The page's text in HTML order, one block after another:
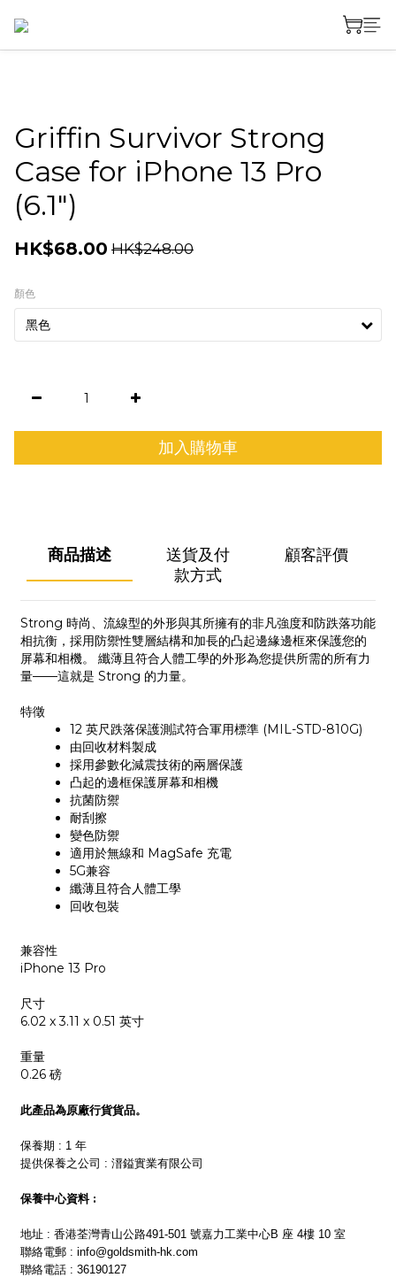
Griffin Survivor Strong
Case for iPhone 13 Pro
(6.1")
HK$68.00 HK$248.00
顏色
加入購物車
商品描述
送貨及付
款方式
顧客評價
Strong 時尚、流線型的外形與其所擁有的非凡強度和防跌落功能
相抗衡，採用防禦性雙層結構和加長的凸起邊緣邊框來保護您的
屏幕和相機。 纖薄且符合人體工學的外形為您提供所需的所有力
量——這就是 Strong 的力量。
特徵
12 英尺跌落保護測試符合軍用標準 (MIL-STD-810G)
由回收材料製成
採用參數化減震技術的兩層保護
凸起的邊框保護屏幕和相機
抗菌防禦
耐刮擦
變色防禦
適用於無線和 MagSafe 充電
5G兼容
纖薄且符合人體工學
回收包裝
兼容性
iPhone 13 Pro
尺寸
6.02 x 3.11 x 0.51 英寸
重量
0.26 磅
此產品為原廠行貨貨品。
保養期 : 1 年
提供保養之公司 : 溍鎰實業有限公司
保養中心資料 :
地址 : 香港荃灣青山公路491-501 號嘉力工業中心B 座 4樓 10 室
聯絡電郵 : info@goldsmith-hk.com
聯絡電話 : 36190127